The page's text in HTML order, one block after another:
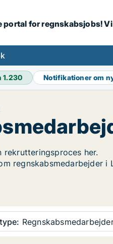
portal for regnskabsjobs!
1.230 Notifikationer om
her.
regnskabsmedarbejder i